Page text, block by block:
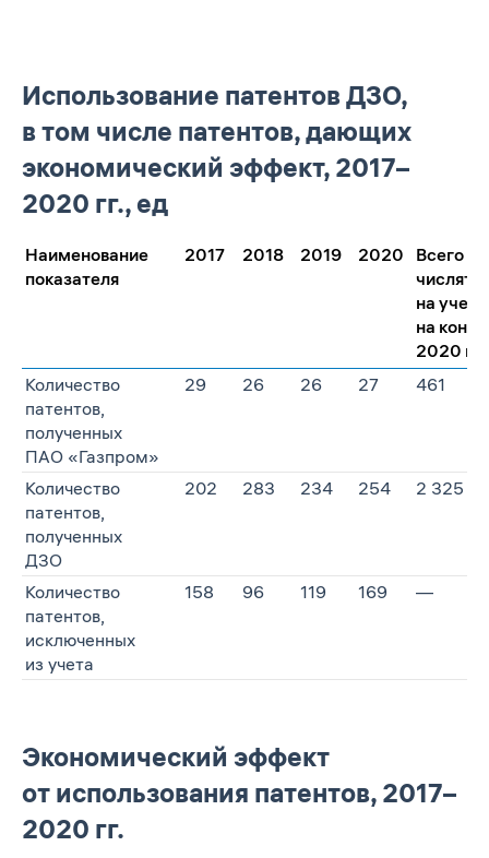
Использование патентов ДЗО,
в том числе патентов, дающих
экономический эффект, 2017–
2020 гг., ед
Наименование
показателя
2017 2018 2019 2020
Всего
на учете
на конец
2020 г.
Количество
патентов,
полученных
ПАО «Газпром»
29 26 26 27 461
Количество
патентов,
полученных
ДЗО
202 283 234 254 2 325
Количество
патентов,
исключенных
из учета
158 96 119 169 —
Экономический эффект
от использования патентов, 2017–
2020 гг.